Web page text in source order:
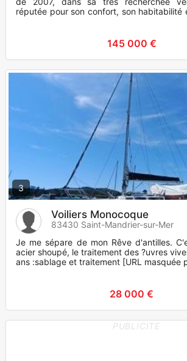
réputée pour son confort, son habitabilité
145 000 €
3
Voiliers Monocoque
83430 Saint-Mandrier-sur-Mer
Je me sépare de mon Rêve d'antilles.
acier shoupé, le traitement des ?uvres
ans :sablage et traitement [URL masquée
28 000 €
PUBLICITE